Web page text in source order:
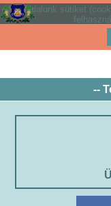
Weboldalunk sütiket
--